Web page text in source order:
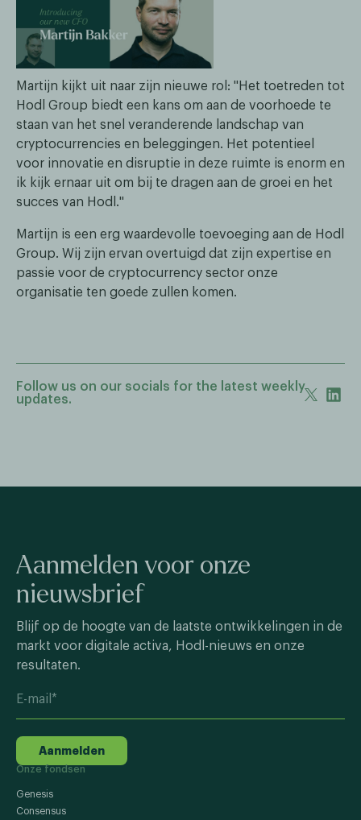
Martijn kijkt uit naar zijn nieuwe rol: "Het toetreden tot
Hodl Group biedt een kans om aan de voorhoede te
staan van het snel veranderende landschap van
cryptocurrencies en beleggingen. Het potentieel
voor innovatie en disruptie in deze ruimte is enorm en
ik kijk ernaar uit om bij te dragen aan de groei en het
succes van Hodl."
Martijn is een erg waardevolle toevoeging aan de Hodl
Group. Wij zijn ervan overtuigd dat zijn expertise en
passie voor de cryptocurrency sector onze
organisatie ten goede zullen komen.
Follow us on our socials for the latest weekly
updates.
Aanmelden voor onze
nieuwsbrief
Blijf op de hoogte van de laatste ontwikkelingen in de
markt voor digitale activa, Hodl-nieuws en onze
resultaten.
Aanmelden
Onze fondsen
Genesis
Consensus